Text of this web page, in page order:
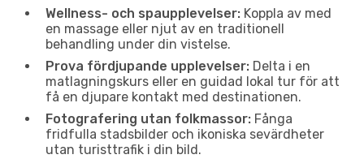
Wellness- och spaupplevelser: Koppla av med
en massage eller njut av en traditionell
behandling under din vistelse.
Prova fördjupande upplevelser: Delta i en
matlagningskurs eller en guidad lokal tur för att
få en djupare kontakt med destinationen.
Fotografering utan folkmassor: Fånga
fridfulla stadsbilder och ikoniska sevärdheter
utan turisttrafik i din bild.